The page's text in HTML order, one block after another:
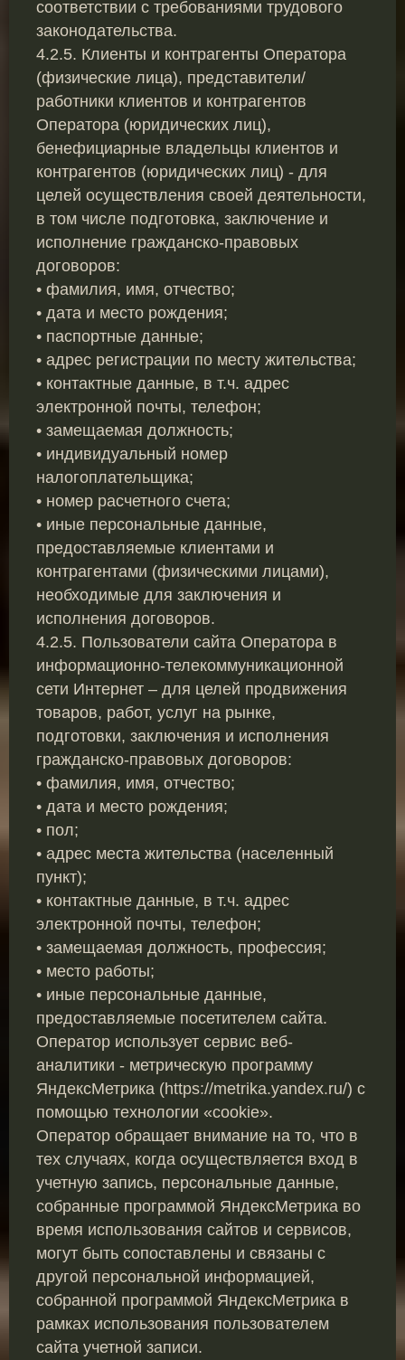
соответствии с требованиями трудового
законодательства.
4.2.5. Клиенты и контрагенты Оператора
(физические лица), представители/
работники клиентов и контрагентов
Оператора (юридических лиц),
бенефициарные владельцы клиентов и
контрагентов (юридических лиц) - для
целей осуществления своей деятельности,
в том числе подготовка, заключение и
исполнение гражданско-правовых
договоров:
• фамилия, имя, отчество;
• дата и место рождения;
• паспортные данные;
• адрес регистрации по месту жительства;
• контактные данные, в т.ч. адрес
электронной почты, телефон;
• замещаемая должность;
• индивидуальный номер
налогоплательщика;
• номер расчетного счета;
• иные персональные данные,
предоставляемые клиентами и
контрагентами (физическими лицами),
необходимые для заключения и
исполнения договоров.
4.2.5. Пользователи сайта Оператора в
информационно-телекоммуникационной
сети Интернет – для целей продвижения
товаров, работ, услуг на рынке,
подготовки, заключения и исполнения
гражданско-правовых договоров:
• фамилия, имя, отчество;
• дата и место рождения;
• пол;
• адрес места жительства (населенный
пункт);
• контактные данные, в т.ч. адрес
электронной почты, телефон;
• замещаемая должность, профессия;
• место работы;
• иные персональные данные,
предоставляемые посетителем сайта.
Оператор использует сервис веб-
аналитики - метрическую программу
ЯндексМетрика (https://metrika.yandex.ru/) с
помощью технологии «cookie».
Оператор обращает внимание на то, что в
тех случаях, когда осуществляется вход в
учетную запись, персональные данные,
собранные программой ЯндексМетрика во
время использования сайтов и сервисов,
могут быть сопоставлены и связаны с
другой персональной информацией,
собранной программой ЯндексМетрика в
рамках использования пользователем
сайта учетной записи.